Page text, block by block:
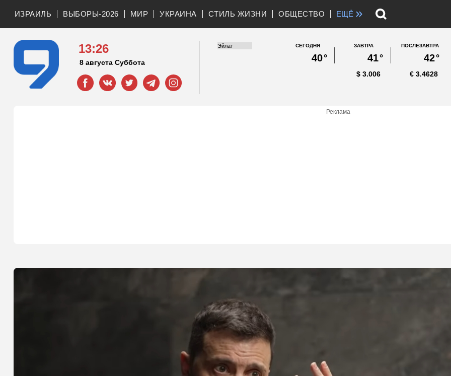
ИЗРАИЛЬ ВЫБОРЫ-2026 МИР УКРАИНА СТИЛЬ ЖИЗНИ ОБЩЕСТВО ЕЩЁ »
13:26
8 августа Суббота
СЕГОДНЯ
40°
ЗАВТРА
41°
ПОСЛЕЗАВТРА
42°
3.006
$ 3.4628
€
Реклама